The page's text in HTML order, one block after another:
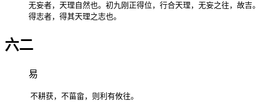
无妄者，天理自然也。初九刚正得位，行合天理，无妄之往，故吉。
得志者，得其天理之志也。
六二
易
不耕获，不菑畲，则利有攸往。